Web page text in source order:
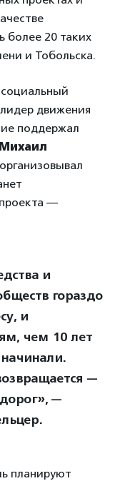
более 20 таких
и Тобольска.
движения
поддержал
Михаил
—
и
гораздо
и
чем 10 лет
—
—
планируют